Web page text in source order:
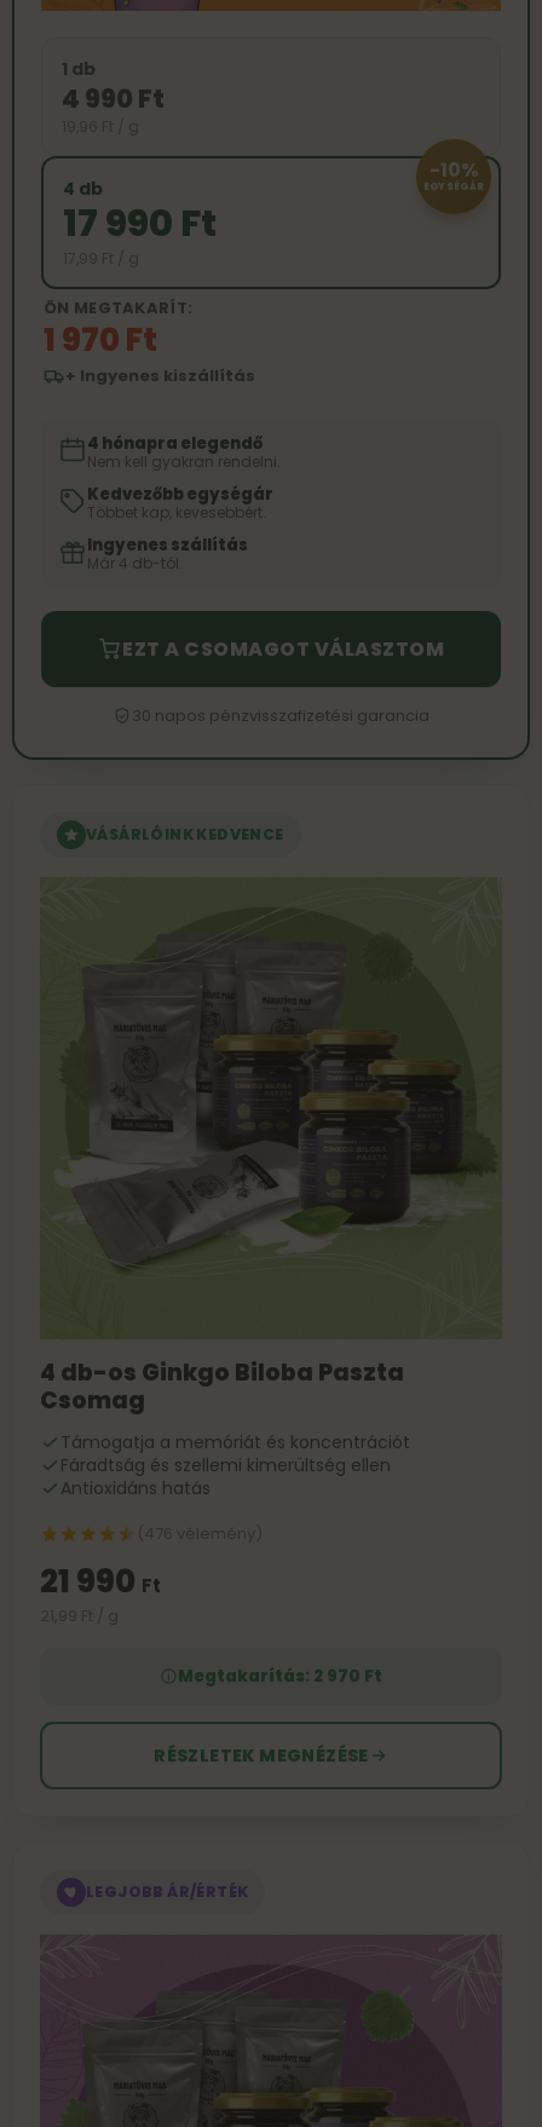
1 db
4 990 Ft
-10%
EGYSÉGÁR
4 db
17 990 Ft
17,99 Ft / g
ÖN MEGTAKARÍT:
1 970 Ft
+ Ingyenes kiszállítás
4 hónapra elegendő
Nem kell gyakran rendelni.
Kedvezőbb egységár
Többet kap, kevesebbért.
Ingyenes szállítás
Már 4 db-tól.
EZT A CSOMAGOT VÁLASZTOM
30 napos pénzvisszafizetési garancia
VÁSÁRLÓINK KEDVENCE
4 db-os Ginkgo Biloba Paszta
Csomag
Támogatja a memóriát és koncentrációt
Fáradtság és szellemi kimerültség ellen
Antioxidáns hatás
(476 vélemény)
21 990 Ft
21,99 Ft / g
Megtakarítás: 2 970 Ft
RÉSZLETEK MEGNÉZÉSE
LEGJOBB ÁR/ÉRTÉK